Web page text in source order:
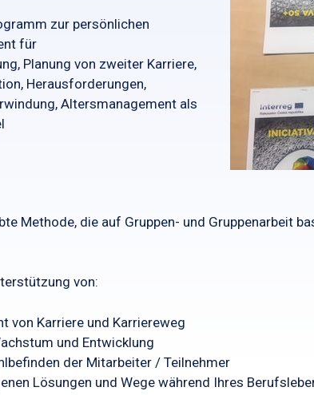
zur persönlichen
für
Planung von zweiter Karriere,
Herausforderungen,
Altersmanagement als
Methode, die auf Gruppen- und Gruppenarbeit
von:
von Karriere und Karriereweg
und Entwicklung
der Mitarbeiter / Teilnehmer
Lösungen und Wege während Ihres